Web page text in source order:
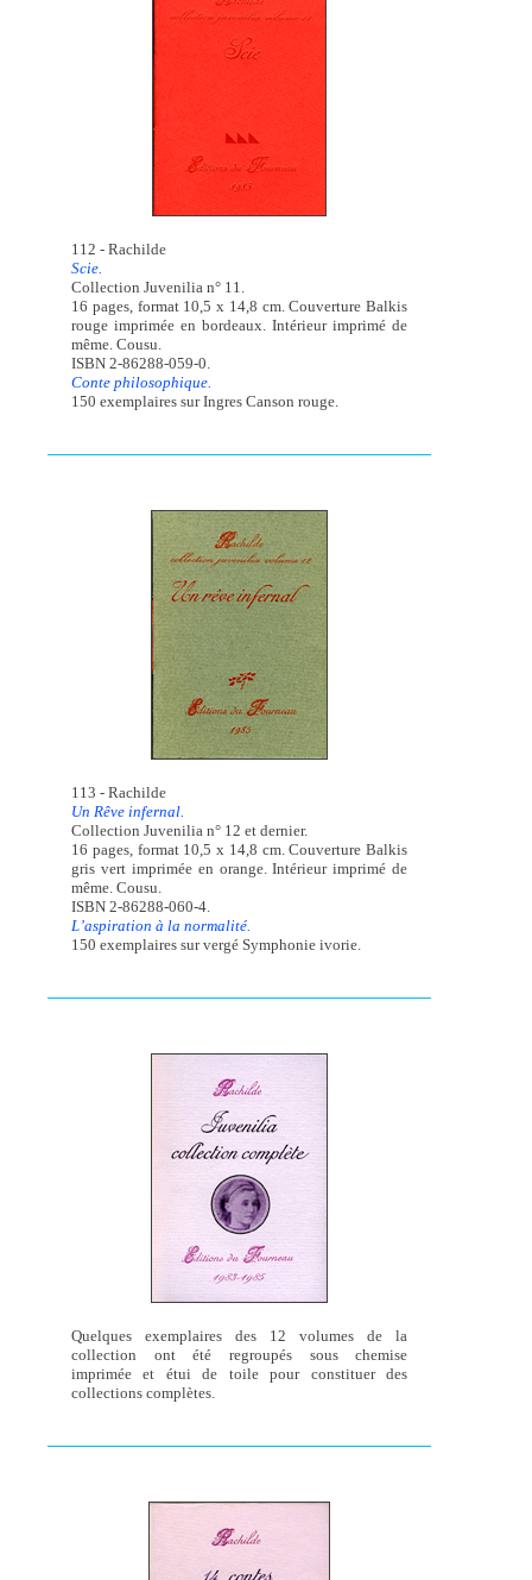
112 - Rachilde
Scie.
Collection Juvenilia n° 11.
16 pages, format 10,5 x 14,8 cm. Couverture Balkis
rouge imprimée en bordeaux. Intérieur imprimé de
même. Cousu.
ISBN 2-86288-059-0.
Conte philosophique.
150 exemplaires sur Ingres Canson rouge.
113 - Rachilde
Un Rêve infernal.
Collection Juvenilia n° 12 et dernier.
16 pages, format 10,5 x 14,8 cm. Couverture Balkis
gris vert imprimée en orange. Intérieur imprimé de
même. Cousu.
ISBN 2-86288-060-4.
L’aspiration à la normalité.
150 exemplaires sur vergé Symphonie ivorie.
Quelques exemplaires des 12 volumes de la
collection ont été regroupés sous chemise
imprimée et étui de toile pour constituer des
collections complètes.